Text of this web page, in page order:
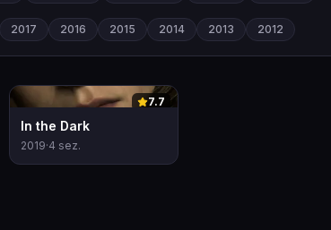
2017 2016 2015 2014 2013 2012
0 7.7
In the Dark
2019·4 sez.